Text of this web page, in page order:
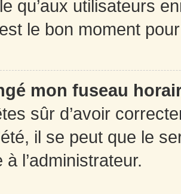
qu’aux utilisateurs
le bon moment
mon fuseau
sûr d’avoir
il se peut que le
à l’administrateur.